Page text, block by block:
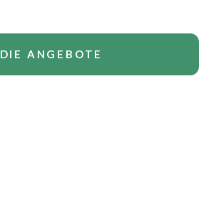
DIE ANGEBOTE